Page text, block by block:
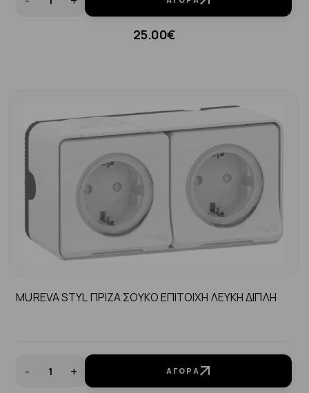
25.00€
MUREVA STYL ΠΡΙΖΑ ΣΟΥΚΟ ΕΠΙΤΟΙΧΗ ΛΕΥΚΗ ΔΙΠΛΗ
- + ΑΓΟΡΆ